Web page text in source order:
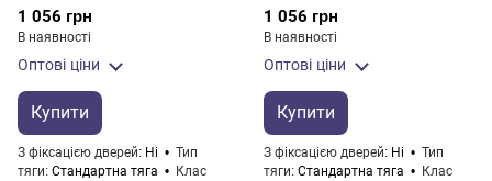
1 056 грн
В наявності
Оптові ціни
Купити
З фіксацією дверей Ні
Тип
тяги Стандартна тяга
Клас
1 056 грн
В наявності
Оптові ціни
Купити
З фіксацією дверей Ні
Тип
тяги Стандартна тяга
Клас